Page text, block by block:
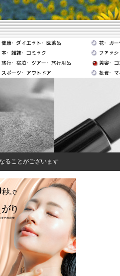
ることがございます